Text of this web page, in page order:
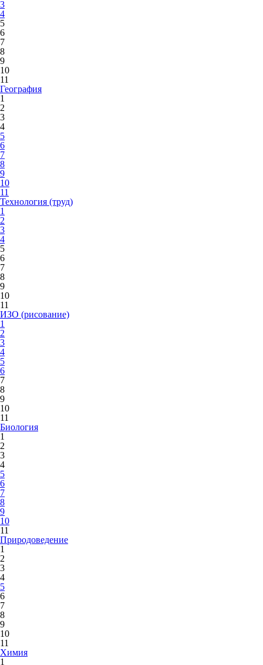
3
4
5
6
7
8
9
10
11
География
1
2
3
4
5
6
7
8
9
10
11
Технология (труд)
1
2
3
4
5
6
7
8
9
10
11
ИЗО (рисование)
1
2
3
4
5
6
7
8
9
10
11
Биология
1
2
3
4
5
6
7
8
9
10
11
Природоведение
1
2
3
4
5
6
7
8
9
10
11
Химия
1